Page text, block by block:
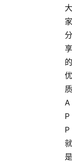
大
家
分
享
的
优
质
A
P
P
就
是